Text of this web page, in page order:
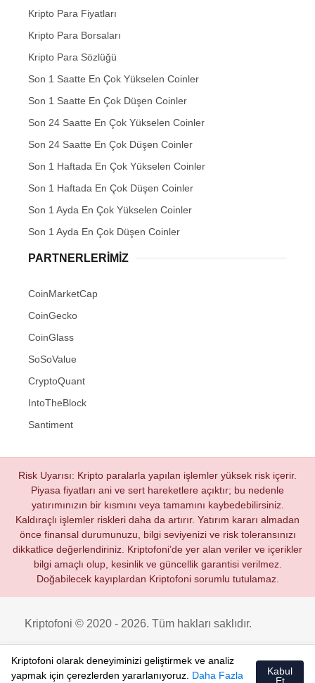
Kripto Para Fiyatları
Kripto Para Borsaları
Kripto Para Sözlüğü
Son 1 Saatte En Çok Yükselen Coinler
Son 1 Saatte En Çok Düşen Coinler
Son 24 Saatte En Çok Yükselen Coinler
Son 24 Saatte En Çok Düşen Coinler
Son 1 Haftada En Çok Yükselen Coinler
Son 1 Haftada En Çok Düşen Coinler
Son 1 Ayda En Çok Yükselen Coinler
Son 1 Ayda En Çok Düşen Coinler
PARTNERLERIMIZ
CoinMarketCap
CoinGecko
CoinGlass
SoSoValue
CryptoQuant
IntoTheBlock
Santiment
Risk Uyarısı: Kripto paralarla yapılan işlemler yüksek risk içerir.
Piyasa fiyatları ani ve sert hareketlere açıktır; bu nedenle
yatırımınızın bir kısmını veya tamamını kaybedebilirsiniz.
Kaldıraçlı işlemler riskleri daha da artırır. Yatırım kararı almadan
önce finansal durumunuzu, bilgi seviyenizi ve risk toleransınızı
dikkatlice değerlendiriniz. Kriptofoni’de yer alan veriler ve içerikler
bilgi amaçlı olup, kesinlik ve güncellik garantisi verilmez.
Doğabilecek kayıplardan Kriptofoni sorumlu tutulamaz.
Kriptofoni © 2020 - 2026. Tüm hakları saklıdır.
Kriptofoni olarak deneyiminizi geliştirmek ve analiz
yapmak için çerezlerden yararlanıyoruz. Daha Fazla
Kabul
Et